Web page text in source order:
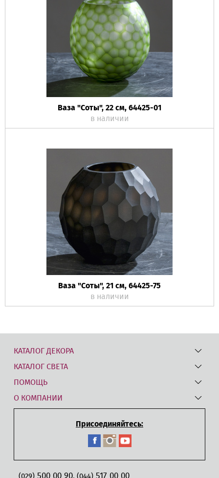
Ваза "Соты", 22 см, 64425-01
в наличии
Ваза "Соты", 21 см, 64425-75
в наличии
КАТАЛОГ ДЕКОРА
КАТАЛОГ СВЕТА
ПОМОЩЬ
О КОМПАНИИ
Присоединяйтесь:
(029) 500 00 90, (044) 517 00 00